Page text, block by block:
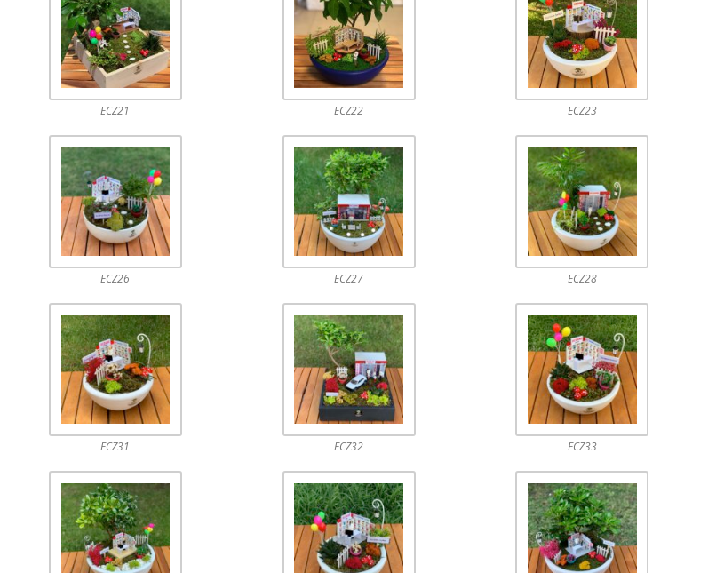
ECZ21 ECZ22 ECZ23
ECZ26 ECZ27 ECZ28
ECZ31 ECZ32 ECZ33